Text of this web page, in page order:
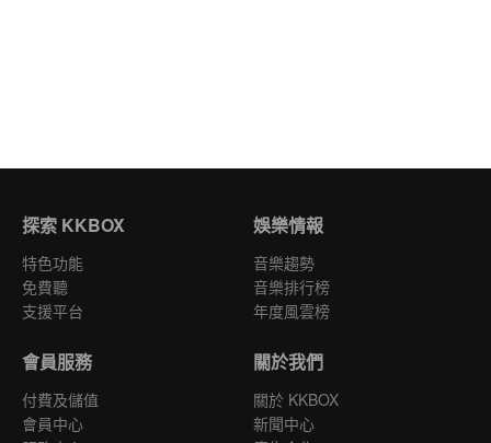
探索 KKBOX
特色功能
免費聽
支援平台
娛樂情報
音樂趨勢
音樂排行榜
年度風雲榜
會員服務
付費及儲值
會員中心
關於我們
關於 KKBOX
新聞中心